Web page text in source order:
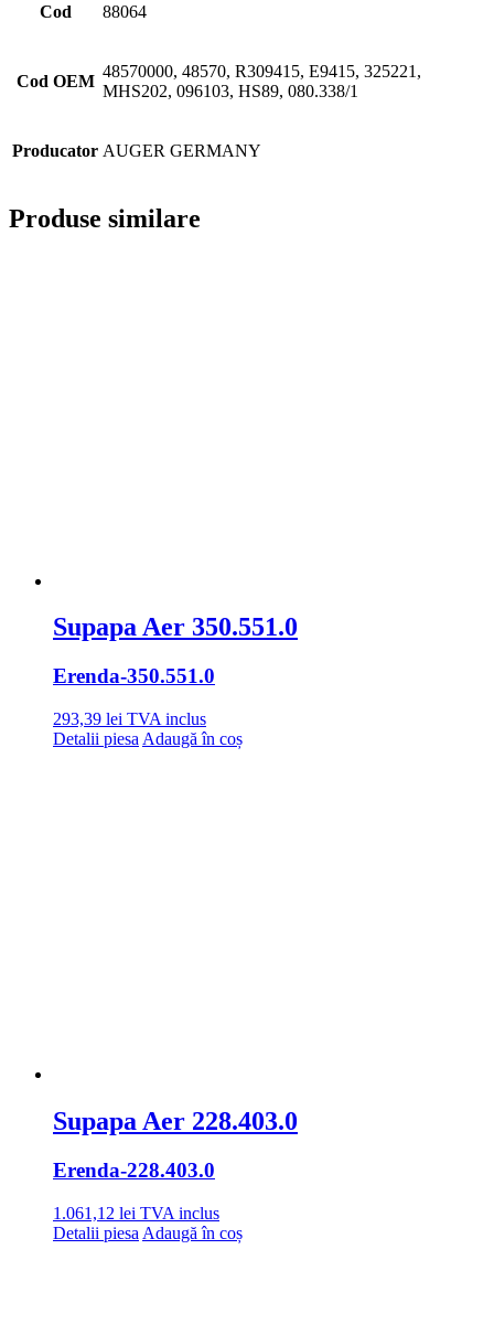
Cod 88064
Cod OEM
48570000, 48570, R309415, E9415, 325221,
MHS202, 096103, HS89, 080.338/1
Producator AUGER GERMANY
Produse similare
Supapa Aer 350.551.0
Erenda-350.551.0
293,39 lei TVA inclus
Detalii piesa Adaugă în coș
Supapa Aer 228.403.0
Erenda-228.403.0
1.061,12 lei TVA inclus
Detalii piesa Adaugă în coș